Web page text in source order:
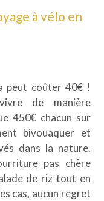
à vélo en
peut coûter 40€ !
de manière
450€ chacun sur
bivouaquer et
dans la nature.
pas chère
de riz tout en
cas, aucun regret